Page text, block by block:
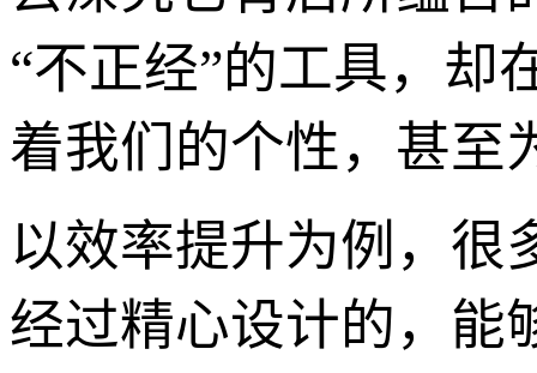
“不正经”的工具，却
着我们的个性，甚至
以效率提升为例，很
经过精心设计的，能